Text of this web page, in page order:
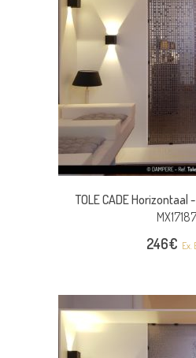
TOLE CADE Horizontaal -
MX17187
246€ Ex.